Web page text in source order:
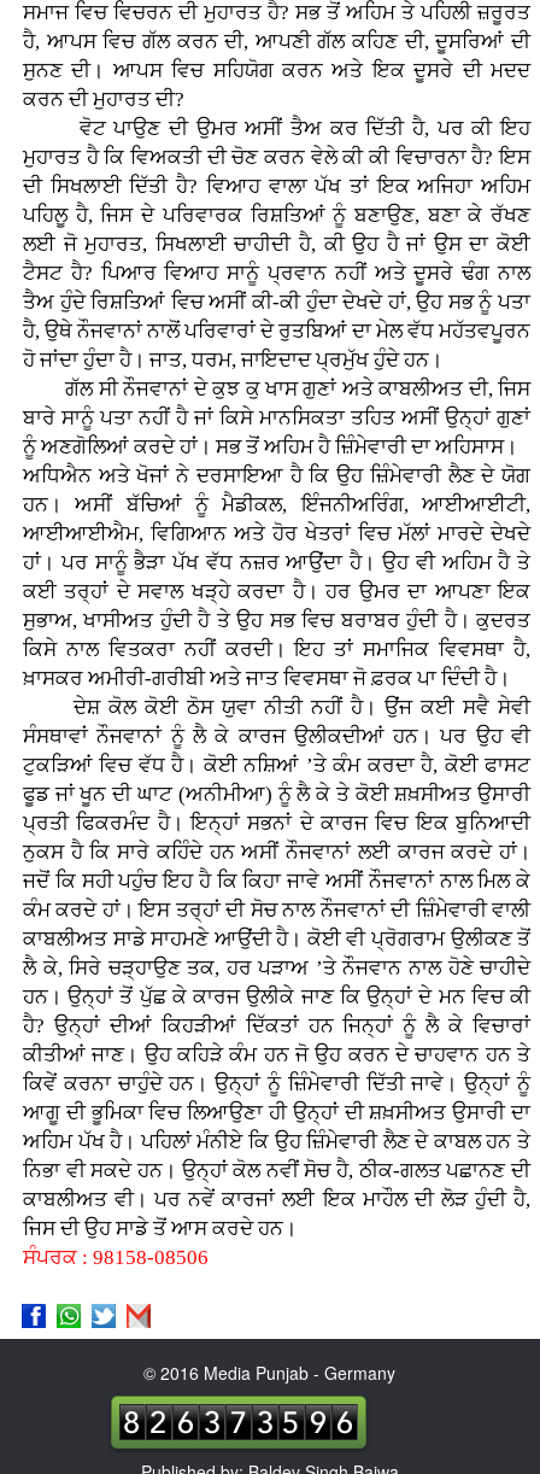
ਸਮਾਜ ਵਿਚ ਵਿਚਰਨ ਦੀ ਮੁਹਾਰਤ ਹੈ? ਸਭ ਤੋਂ ਅਹਿਮ ਤੇ ਪਹਿਲੀ ਜ਼ਰੂਰਤ
ਹੈ, ਆਪਸ ਵਿਚ ਗੱਲ ਕਰਨ ਦੀ, ਆਪਣੀ ਗੱਲ ਕਹਿਣ ਦੀ, ਦੂਸਰਿਆਂ ਦੀ
ਸੁਨਣ ਦੀ। ਆਪਸ ਵਿਚ ਸਹਿਯੋਗ ਕਰਨ ਅਤੇ ਇਕ ਦੂਸਰੇ ਦੀ ਮਦਦ
ਕਰਨ ਦੀ ਮੁਹਾਰਤ ਦੀ?
ਵੋਟ ਪਾਉਣ ਦੀ ਉਮਰ ਅਸੀਂ ਤੈਅ ਕਰ ਦਿੱਤੀ ਹੈ, ਪਰ ਕੀ ਇਹ
ਮੁਹਾਰਤ ਹੈ ਕਿ ਵਿਅਕਤੀ ਦੀ ਚੋਣ ਕਰਨ ਵੇਲੇ ਕੀ ਕੀ ਵਿਚਾਰਨਾ ਹੈ? ਇਸ
ਦੀ ਸਿਖਲਾਈ ਦਿੱਤੀ ਹੈ? ਵਿਆਹ ਵਾਲਾ ਪੱਖ ਤਾਂ ਇਕ ਅਜਿਹਾ ਅਹਿਮ
ਪਹਿਲੂ ਹੈ, ਜਿਸ ਦੇ ਪਰਿਵਾਰਕ ਰਿਸ਼ਤਿਆਂ ਨੂੰ ਬਣਾਉਣ, ਬਣਾ ਕੇ ਰੱਖਣ
ਲਈ ਜੋ ਮੁਹਾਰਤ, ਸਿਖਲਾਈ ਚਾਹੀਦੀ ਹੈ, ਕੀ ਉਹ ਹੈ ਜਾਂ ਉਸ ਦਾ ਕੋਈ
ਟੈਸਟ ਹੈ? ਪਿਆਰ ਵਿਆਹ ਸਾਨੂੰ ਪ੍ਰਵਾਨ ਨਹੀਂ ਅਤੇ ਦੂਸਰੇ ਢੰਗ ਨਾਲ
ਤੈਅ ਹੁੰਦੇ ਰਿਸ਼ਤਿਆਂ ਵਿਚ ਅਸੀਂ ਕੀ-ਕੀ ਹੁੰਦਾ ਦੇਖਦੇ ਹਾਂ, ਉਹ ਸਭ ਨੂੰ ਪਤਾ
ਹੈ, ਉਥੇ ਨੌਜਵਾਨਾਂ ਨਾਲੋਂ ਪਰਿਵਾਰਾਂ ਦੇ ਰੁਤਬਿਆਂ ਦਾ ਮੇਲ ਵੱਧ ਮਹੱਤਵਪੂਰਨ
ਹੋ ਜਾਂਦਾ ਹੁੰਦਾ ਹੈ। ਜਾਤ, ਧਰਮ, ਜਾਇਦਾਦ ਪ੍ਰਮੁੱਖ ਹੁੰਦੇ ਹਨ।
ਗੱਲ ਸੀ ਨੌਜਵਾਨਾਂ ਦੇ ਕੁਝ ਕੁ ਖਾਸ ਗੁਣਾਂ ਅਤੇ ਕਾਬਲੀਅਤ ਦੀ, ਜਿਸ
ਬਾਰੇ ਸਾਨੂੰ ਪਤਾ ਨਹੀਂ ਹੈ ਜਾਂ ਕਿਸੇ ਮਾਨਸਿਕਤਾ ਤਹਿਤ ਅਸੀਂ ਉਨ੍ਹਾਂ ਗੁਣਾਂ
ਨੂੰ ਅਣਗੋਲਿਆਂ ਕਰਦੇ ਹਾਂ। ਸਭ ਤੋਂ ਅਹਿਮ ਹੈ ਜ਼ਿੰਮੇਵਾਰੀ ਦਾ ਅਹਿਸਾਸ।
ਅਧਿਐਨ ਅਤੇ ਖੋਜਾਂ ਨੇ ਦਰਸਾਇਆ ਹੈ ਕਿ ਉਹ ਜ਼ਿੰਮੇਵਾਰੀ ਲੈਣ ਦੇ ਯੋਗ
ਹਨ। ਅਸੀਂ ਬੱਚਿਆਂ ਨੂੰ ਮੈਡੀਕਲ, ਇੰਜਨੀਅਰਿੰਗ, ਆਈਆਈਟੀ,
ਆਈਆਈਐਮ, ਵਿਗਿਆਨ ਅਤੇ ਹੋਰ ਖੇਤਰਾਂ ਵਿਚ ਮੱਲਾਂ ਮਾਰਦੇ ਦੇਖਦੇ
ਹਾਂ। ਪਰ ਸਾਨੂੰ ਭੈੜਾ ਪੱਖ ਵੱਧ ਨਜ਼ਰ ਆਉਂਦਾ ਹੈ। ਉਹ ਵੀ ਅਹਿਮ ਹੈ ਤੇ
ਕਈ ਤਰ੍ਹਾਂ ਦੇ ਸਵਾਲ ਖੜ੍ਹੇ ਕਰਦਾ ਹੈ। ਹਰ ਉਮਰ ਦਾ ਆਪਣਾ ਇਕ
ਸੁਭਾਅ, ਖਾਸੀਅਤ ਹੁੰਦੀ ਹੈ ਤੇ ਉਹ ਸਭ ਵਿਚ ਬਰਾਬਰ ਹੁੰਦੀ ਹੈ। ਕੁਦਰਤ
ਕਿਸੇ ਨਾਲ ਵਿਤਕਰਾ ਨਹੀਂ ਕਰਦੀ। ਇਹ ਤਾਂ ਸਮਾਜਿਕ ਵਿਵਸਥਾ ਹੈ,
ਖ਼ਾਸਕਰ ਅਮੀਰੀ-ਗਰੀਬੀ ਅਤੇ ਜਾਤ ਵਿਵਸਥਾ ਜੋ ਫ਼ਰਕ ਪਾ ਦਿੰਦੀ ਹੈ।
ਦੇਸ਼ ਕੋਲ ਕੋਈ ਠੋਸ ਯੁਵਾ ਨੀਤੀ ਨਹੀਂ ਹੈ। ਉਂਜ ਕਈ ਸਵੈ ਸੇਵੀ
ਸੰਸਥਾਵਾਂ ਨੌਜਵਾਨਾਂ ਨੂੰ ਲੈ ਕੇ ਕਾਰਜ ਉਲੀਕਦੀਆਂ ਹਨ। ਪਰ ਉਹ ਵੀ
ਟੁਕੜਿਆਂ ਵਿਚ ਵੱਧ ਹੈ। ਕੋਈ ਨਸ਼ਿਆਂ ’ਤੇ ਕੰਮ ਕਰਦਾ ਹੈ, ਕੋਈ ਫਾਸਟ
ਫੂਡ ਜਾਂ ਖੂਨ ਦੀ ਘਾਟ (ਅਨੀਮੀਆ) ਨੂੰ ਲੈ ਕੇ ਤੇ ਕੋਈ ਸ਼ਖ਼ਸੀਅਤ ਉਸਾਰੀ
ਪ੍ਰਤੀ ਫਿਕਰਮੰਦ ਹੈ। ਇਨ੍ਹਾਂ ਸਭਨਾਂ ਦੇ ਕਾਰਜ ਵਿਚ ਇਕ ਬੁਨਿਆਦੀ
ਨੁਕਸ ਹੈ ਕਿ ਸਾਰੇ ਕਹਿੰਦੇ ਹਨ ਅਸੀਂ ਨੌਜਵਾਨਾਂ ਲਈ ਕਾਰਜ ਕਰਦੇ ਹਾਂ।
ਜਦੋਂ ਕਿ ਸਹੀ ਪਹੁੰਚ ਇਹ ਹੈ ਕਿ ਕਿਹਾ ਜਾਵੇ ਅਸੀਂ ਨੌਜਵਾਨਾਂ ਨਾਲ ਮਿਲ ਕੇ
ਕੰਮ ਕਰਦੇ ਹਾਂ। ਇਸ ਤਰ੍ਹਾਂ ਦੀ ਸੋਚ ਨਾਲ ਨੌਜਵਾਨਾਂ ਦੀ ਜ਼ਿੰਮੇਵਾਰੀ ਵਾਲੀ
ਕਾਬਲੀਅਤ ਸਾਡੇ ਸਾਹਮਣੇ ਆਉਂਦੀ ਹੈ। ਕੋਈ ਵੀ ਪ੍ਰੋਗਰਾਮ ਉਲੀਕਣ ਤੋਂ
ਲੈ ਕੇ, ਸਿਰੇ ਚੜ੍ਹਾਉਣ ਤਕ, ਹਰ ਪੜਾਅ ’ਤੇ ਨੌਜਵਾਨ ਨਾਲ ਹੋਣੇ ਚਾਹੀਦੇ
ਹਨ। ਉਨ੍ਹਾਂ ਤੋਂ ਪੁੱਛ ਕੇ ਕਾਰਜ ਉਲੀਕੇ ਜਾਣ ਕਿ ਉਨ੍ਹਾਂ ਦੇ ਮਨ ਵਿਚ ਕੀ
ਹੈ? ਉਨ੍ਹਾਂ ਦੀਆਂ ਕਿਹੜੀਆਂ ਦਿੱਕਤਾਂ ਹਨ ਜਿਨ੍ਹਾਂ ਨੂੰ ਲੈ ਕੇ ਵਿਚਾਰਾਂ
ਕੀਤੀਆਂ ਜਾਣ। ਉਹ ਕਹਿੜੇ ਕੰਮ ਹਨ ਜੋ ਉਹ ਕਰਨ ਦੇ ਚਾਹਵਾਨ ਹਨ ਤੇ
ਕਿਵੇਂ ਕਰਨਾ ਚਾਹੁੰਦੇ ਹਨ। ਉਨ੍ਹਾਂ ਨੂੰ ਜ਼ਿੰਮੇਵਾਰੀ ਦਿੱਤੀ ਜਾਵੇ। ਉਨ੍ਹਾਂ ਨੂੰ
ਆਗੂ ਦੀ ਭੂਮਿਕਾ ਵਿਚ ਲਿਆਉਣਾ ਹੀ ਉਨ੍ਹਾਂ ਦੀ ਸ਼ਖ਼ਸੀਅਤ ਉਸਾਰੀ ਦਾ
ਅਹਿਮ ਪੱਖ ਹੈ। ਪਹਿਲਾਂ ਮੰਨੀਏ ਕਿ ਉਹ ਜ਼ਿੰਮੇਵਾਰੀ ਲੈਣ ਦੇ ਕਾਬਲ ਹਨ ਤੇ
ਨਿਭਾ ਵੀ ਸਕਦੇ ਹਨ। ਉਨ੍ਹਾਂ ਕੋਲ ਨਵੀਂ ਸੋਚ ਹੈ, ਠੀਕ-ਗਲਤ ਪਛਾਨਣ ਦੀ
ਕਾਬਲੀਅਤ ਵੀ। ਪਰ ਨਵੇਂ ਕਾਰਜਾਂ ਲਈ ਇਕ ਮਾਹੌਲ ਦੀ ਲੋੜ ਹੁੰਦੀ ਹੈ,
ਜਿਸ ਦੀ ਉਹ ਸਾਡੇ ਤੋਂ ਆਸ ਕਰਦੇ ਹਨ।
ਸੰਪਰਕ : 98158-08506
© 2016 Media Punjab - Germany